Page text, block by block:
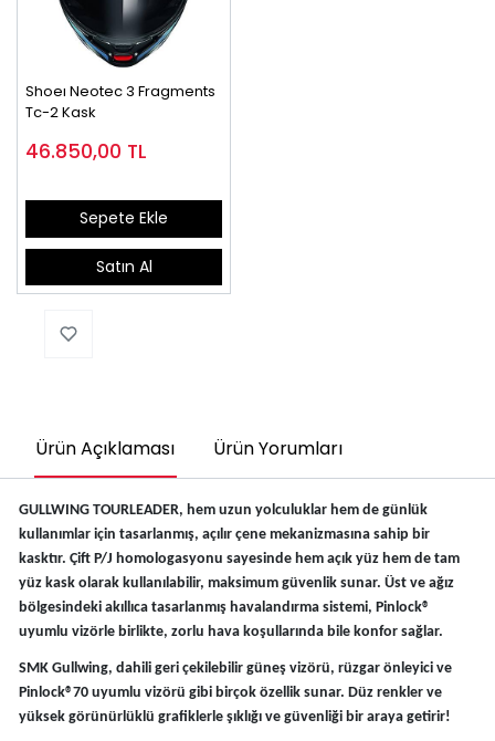
Shoeı Neotec 3 Fragments
Tc-2 Kask
46.850,00 TL
Sepete Ekle
Satın Al
Ürün Açıklaması Ürün Yorumları
GULLWING TOURLEADER, hem uzun yolculuklar hem de günlük
kullanımlar için tasarlanmış, açılır çene mekanizmasına sahip bir
kasktır. Çift P/J homologasyonu sayesinde hem açık yüz hem de tam
yüz kask olarak kullanılabilir, maksimum güvenlik sunar. Üst ve ağız
bölgesindeki akıllıca tasarlanmış havalandırma sistemi, Pinlock®
uyumlu vizörle birlikte, zorlu hava koşullarında bile konfor sağlar.
SMK Gullwing, dahili geri çekilebilir güneş vizörü, rüzgar önleyici ve
Pinlock®70 uyumlu vizörü gibi birçok özellik sunar. Düz renkler ve
yüksek görünürlüklü grafiklerle şıklığı ve güvenliği bir araya getirir!